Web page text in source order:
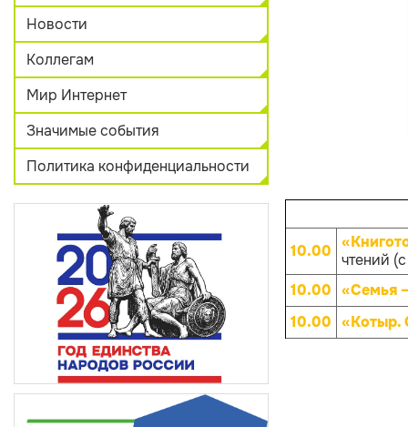
Новости
Коллегам
Мир Интернет
Значимые события
Политика конфиденциальности
10.00 чтений
10.00 «Семья
10.00 «Котыр.